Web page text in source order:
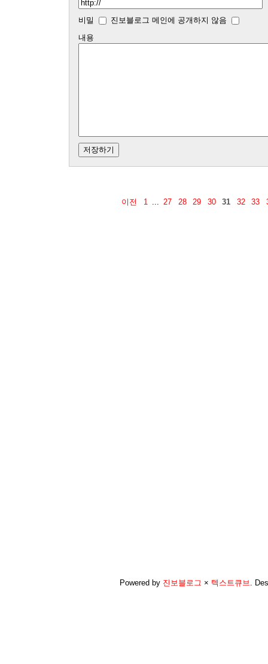
비밀
진보블로그 메인에 공개하지 않음
내용
이전 1 27 28 29 30 31 32 33
Powered by 진보블로그 × 텍스트큐브.